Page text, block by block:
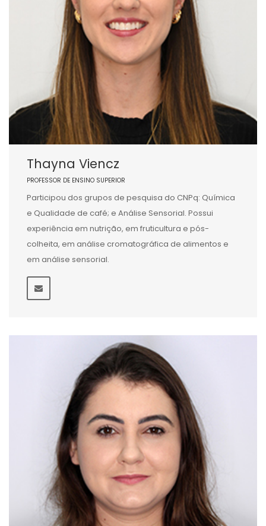
Thayna Viencz
PROFESSOR DE ENSINO SUPERIOR
Participou dos grupos de pesquisa do CNPq: Química
e Qualidade de café; e Análise Sensorial. Possui
experiência em nutrição, em fruticultura e pós-
colheita, em análise cromatográfica de alimentos e
em análise sensorial.